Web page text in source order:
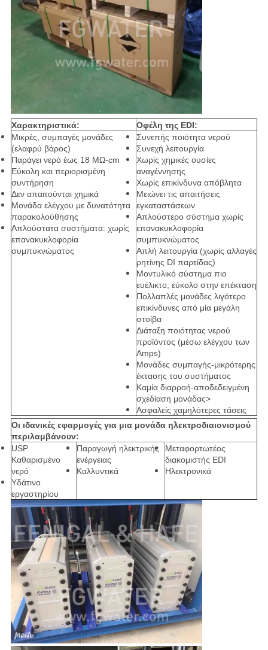
Χαρακτηριστικά:
Οφέλη της EDI:
Μικρές, συμπαγές μονάδες
(ελαφρύ βάρος)
Παράγει νερό έως 18 MΩ-cm
Εύκολη και περιορισμένη
συντήρηση
Δεν απαιτούνται χημικά
Μονάδα ελέγχου με δυνατότητα
παρακολούθησης
Απλούστατα συστήματα: χωρίς
επανακυκλοφορία
συμπυκνώματος
Συνεπής ποιότητα νερού
Συνεχή λειτουργία
Χωρίς χημικές ουσίες
αναγέννησης
Χωρίς επικίνδυνα απόβλητα
Μειώνει τις απαιτήσεις
εγκαταστάσεων
Απλούστερο σύστημα χωρίς
επανακυκλοφορία
συμπυκνώματος
Απλή λειτουργία (χωρίς αλλαγές
ρητίνης DI παρτίδας)
Μοντυλικό σύστημα πιο
ευέλικτο, εύκολο στην επέκταση
Πολλαπλές μονάδες λιγότερο
επικίνδυνες από μία μεγάλη
στοίβα
Διάταξη ποιότητας νερού
προϊόντος (μέσω ελέγχου των
Amps)
Μονάδες συμπαγής-μικρότερης
έκτασης του συστήματος
Καμία διαρροή-αποδεδειγμένη
σχεδίαση μονάδας>
Ασφαλείς χαμηλότερες τάσεις
Οι ιδανικές εφαρμογές για μια μονάδα ηλεκτροδιαιονισμού
περιλαμβάνουν:
USP
Καθαρισμένο
νερό
Υδάτινο
εργαστηρίου
Παραγωγή ηλεκτρικής
ενέργειας
Καλλυντικά
Μεταφορτωτέος
διακομιστής EDI
Ηλεκτρονικά